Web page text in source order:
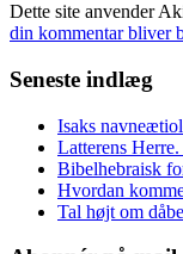
Dette site anvender
din kommentar bliver
Seneste indlæg
Isaks
Latterens
Bibelhebraisk
Hvordan
Tal højt om